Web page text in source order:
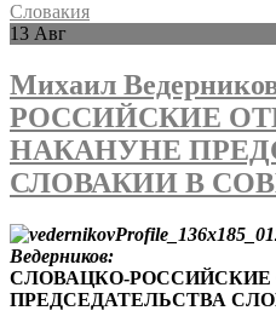
Словакия
13 Авг
Михаил
РОССИЙСКИЕ
НАКАНУНЕ
СЛОВАКИИ В
Ведерников:
СЛОВАЦКО-
ПРЕДСЕДАТЕЛЬСТВА